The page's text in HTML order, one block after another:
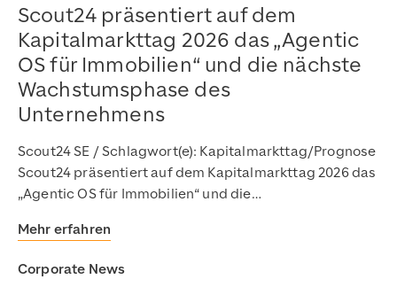
Scout24 präsentiert auf dem
Kapitalmarkttag 2026 das „Agentic
OS für Immobilien“ und die nächste
Wachstumsphase des
Unternehmens
Scout24 SE / Schlagwort(e): Kapitalmarkttag/Prognose
Scout24 präsentiert auf dem Kapitalmarkttag 2026 das
„Agentic OS für Immobilien“ und die…
Mehr erfahren
Corporate News